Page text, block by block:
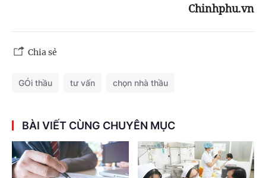
Chinhphu.vn
Chia sẻ
GÓi thầu tư vấn chọn nhà thầu
BÀI VIẾT CÙNG CHUYÊN MỤC